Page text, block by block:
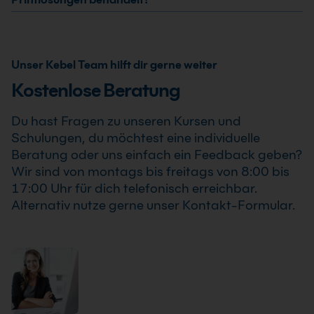
Software profitieren, wenn sie Printprojekte sicherer
Vektorgrafik. Wichtig ist weniger das Tool, sondern das
Druckerei.
Für weiterführende Schulungen sind Basiskenntnisse in
Vorgespräche an, um den passenden Kurslevel zu
finden und Inhalte auf Ihre Vorerfahrung abzustimmen.
Auswahl von Papieren, Farben und Veredelungen,
klimaneutrale Druckereien, Auflagenplanung,
Kombination von Print und digitalen Kanälen, um
Streuverluste zu reduzieren.
Unser Kebel Team hilft dir gerne weiter
Kostenlose Beratung
Du hast Fragen zu unseren Kursen und
Schulungen, du möchtest eine individuelle
Beratung oder uns einfach ein Feedback geben?
Wir sind von montags bis freitags von 8:00 bis
17:00 Uhr für dich telefonisch erreichbar.
Alternativ nutze gerne unser Kontakt-Formular.